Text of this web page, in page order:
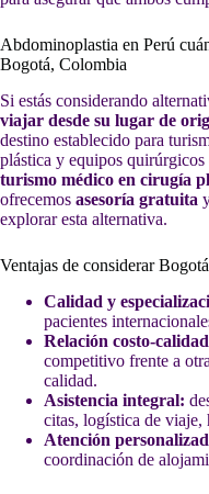
Abdominoplastia en Perú
Bogotá, Colombia
Si estás considerando
viajar desde su lugar de
destino establecido para
plástica y equipos
turismo médico en cirugía
ofrecemos asesoría gratuita
explorar esta alternativa.
Ventajas de considerar
Calidad y
pacientes
Relación costo-
competitivo frente a
calidad.
Asistencia integral:
citas, logística de viaje,
Atención
coordinación de